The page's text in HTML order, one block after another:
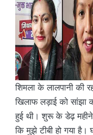
शिमला के लालपानी की
खिलाफ लड़ाई को सांझा
हुई थी। शुरू के डेढ़ महीने
कि मुझे टीबी हो गया है।